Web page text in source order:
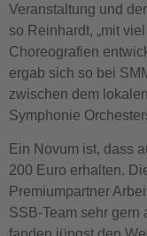
Veranstaltung und
so Reinhardt, „mit
Choreografien
ergab sich so bei
zwischen dem
Symphonie
Ein Novum ist, dass
200 Euro erhalten.
Premiumpartner
SSB-Team sehr gern